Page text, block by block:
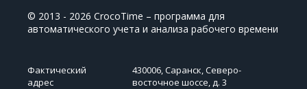
© 2013 - 2026 CrocoTime – программа для
автоматического учета и анализа рабочего времени
Фактический
адрес
430006, Саранск, Северо-
восточное шоссе, д. 3